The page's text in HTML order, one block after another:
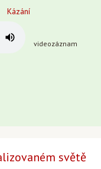
Kázání
videozáznam
světě